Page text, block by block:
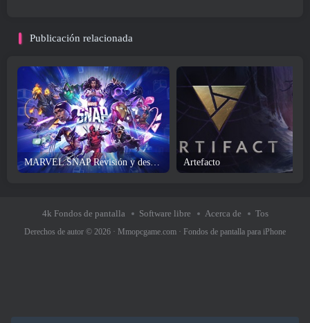
Publicación relacionada
MARVEL SNAP Revisión y descarga Artefacto
4k Fondos de pantalla Software libre Acerca de Tos
Derechos de autor © 2026 · Mmopcgame.com · Fondos de pantalla para iPhone